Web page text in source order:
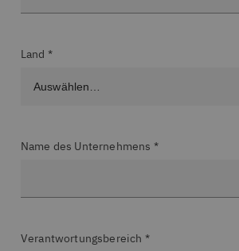
Land *
Name des Unternehmens *
Verantwortungsbereich *